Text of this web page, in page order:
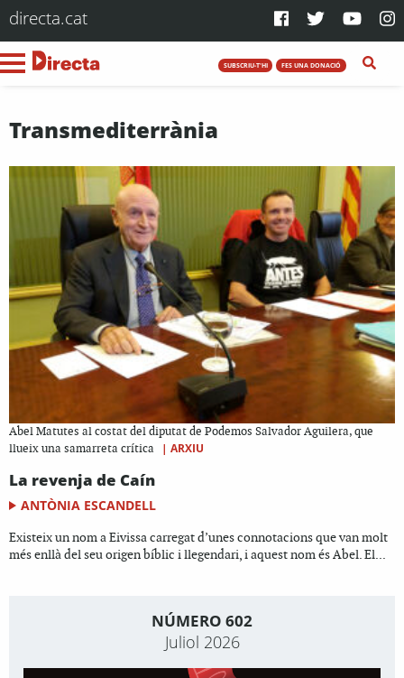
directa.cat
SUBSCRIU-T'HI FES UNA DONACIÓ
Transmediterrània
Abel Matutes al costat del diputat de Podemos Salvador Aguilera, que
llueix una samarreta crítica
| ARXIU
La revenja de Caín
ANTÒNIA ESCANDELL
Existeix un nom a Eivissa carregat d’unes connotacions que van molt
més enllà del seu origen bíblic i llegendari, i aquest nom és Abel. El...
NÚMERO 602
Juliol 2026